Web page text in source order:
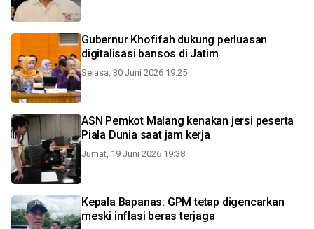
Gubernur Khofifah dukung perluasan
digitalisasi bansos di Jatim
Selasa, 30 Juni 2026 19:25
ASN Pemkot Malang kenakan jersi peserta
Piala Dunia saat jam kerja
Jumat, 19 Juni 2026 19:38
Kepala Bapanas: GPM tetap digencarkan
meski inflasi beras terjaga